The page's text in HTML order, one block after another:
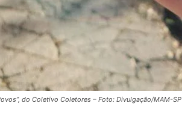
do Coletivo Coletores – Foto: Divulgação/MAM-SP